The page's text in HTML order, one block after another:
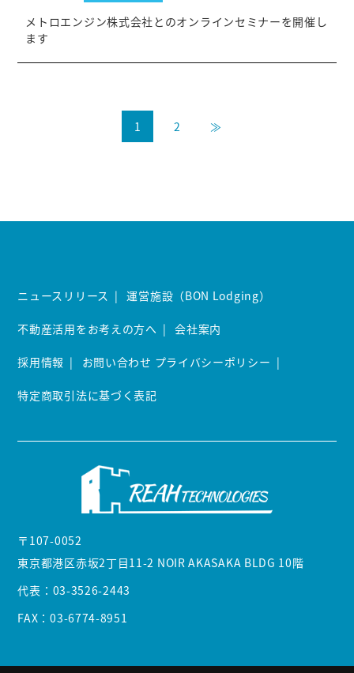
メトロエンジン株式会社とのオンラインセミナーを開催し
ます
送
1 2 ≫
〒107-0052
東京都港区赤坂2丁目11-2 NOIR AKASAKA BLDG 10階
代表： 03-3526-2443
FAX：03-6774-8951
ニュースリリース 運営施設（BON Lodging）
不動産活用をお考えの方へ 会社案内
採用情報 お問い合わせ プライバシーポリシー
特定商取引法に基づく表記